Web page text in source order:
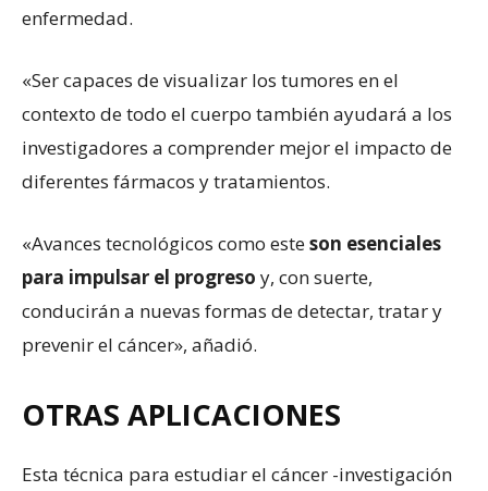
enfermedad.
«Ser capaces de visualizar los tumores en el
contexto de todo el cuerpo también ayudará a los
investigadores a comprender mejor el impacto de
diferentes fármacos y tratamientos.
«Avances tecnológicos como esteson esenciales
para impulsar el progreso y, con suerte,
conducirán a nuevas formas de detectar, tratar y
prevenir el cáncer», añadió.
OTRAS APLICACIONES
Esta técnica para estudiar el cáncer -investigación